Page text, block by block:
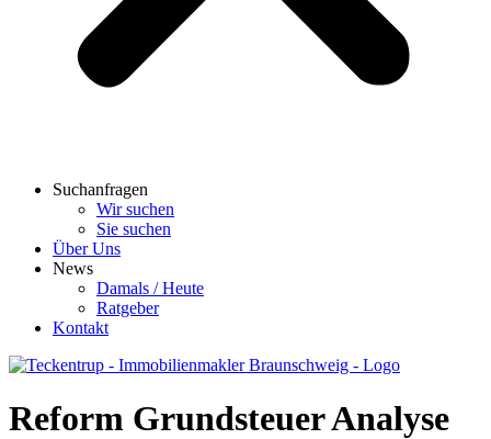
Suchanfragen
Wir suchen
Sie suchen
Über Uns
News
Damals / Heute
Ratgeber
Kontakt
Reform Grundsteuer Analyse